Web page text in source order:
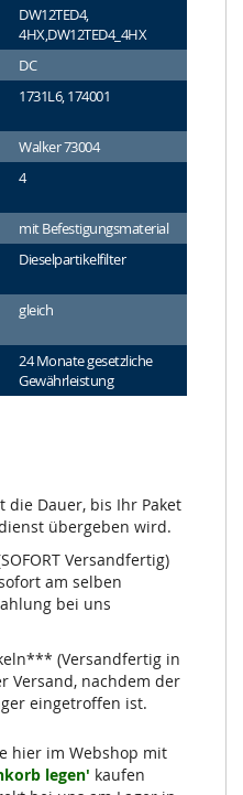
DW12TED4,
4HX,DW12TED4_4HX
DC
1731L6, 174001
Walker 73004
4
mit Befestigungsmaterial
Dieselpartikelfilter
gleich
24 Monate gesetzliche
Gewährleistung
die Dauer, bis Ihr Paket
übergeben wird.
Versandfertig)
am selben
bei uns
(Versandfertig in
Versand, nachdem der
eingetroffen ist.
hier im Webshop mit
legen' kaufen